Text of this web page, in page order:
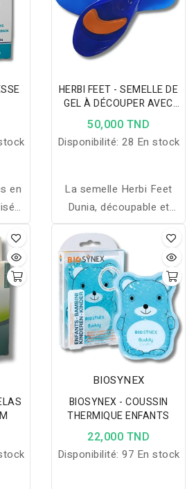
en
et
HERBI FEET - SEMELLE DE
GEL À DÉCOUPER AVEC
DÉCHARGE DUNIA TAILLE
M
50,000 TND
Disponibilité: 28 En stock
La semelle Herbi Feet
Dunia, découpable et
amortissante, offre
confort et absorption
des chocs pour un
ajustement personnalisé
aux chaussures de
sécurité.
BIOSYNEX
BIOSYNEX - COUSSIN
THERMIQUE ENFANTS
22,000 TND
Disponibilité: 97 En stock